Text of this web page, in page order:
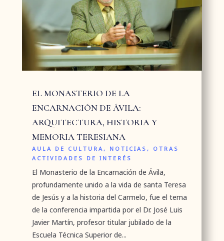
EL MONASTERIO DE LA
ENCARNACIÓN DE ÁVILA:
ARQUITECTURA, HISTORIA Y
MEMORIA TERESIANA
AULA DE CULTURA, NOTICIAS, OTRAS
ACTIVIDADES DE INTERÉS
El Monasterio de la Encarnación de Ávila,
profundamente unido a la vida de santa Teresa
de Jesús y a la historia del Carmelo, fue el tema
de la conferencia impartida por el Dr. José Luis
Javier Martín, profesor titular jubilado de la
Escuela Técnica Superior de...